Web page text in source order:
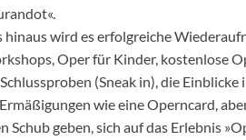
hinaus wird es erfolgreiche
Oper für Kinder, kostenlose
(Sneak in), die
wie eine Operncard,
Schub geben, sich auf das Erlebnis